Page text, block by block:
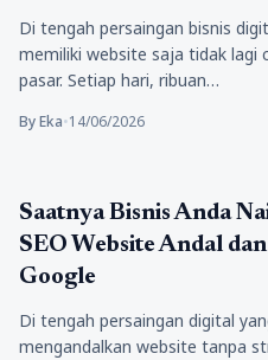
Di tengah persaingan bisnis
memiliki website saja tidak lagi
pasar. Setiap hari, ribuan…
By Eka•14/06/2026
jasa
Saatnya Bisnis Anda
SEO Website Andal
Google
Di tengah persaingan digital
mengandalkan website tanpa